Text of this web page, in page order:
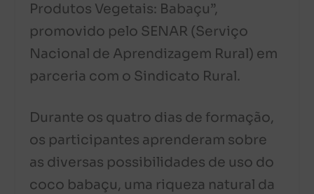
Produtos Vegetais: Babaçu”,
promovido pelo SENAR (Serviço
Nacional de Aprendizagem Rural) em
parceria com o Sindicato Rural.
Durante os quatro dias de formação,
os participantes aprenderam sobre
as diversas possibilidades de uso do
coco babaçu, uma riqueza natural da